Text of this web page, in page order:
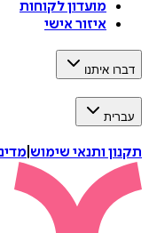
מועדון לקוחות
איזור אישי
דברו איתנו
עברית
תקנון ותנאי שימוש